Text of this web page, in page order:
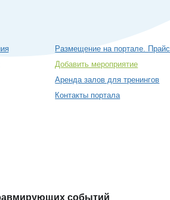
Размещение на портале. Прайс
Добавить мероприятие
Аренда залов для тренингов
Контакты портала
событий